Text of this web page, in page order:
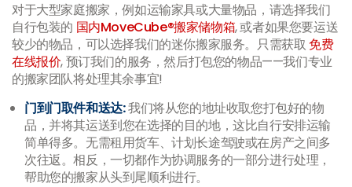
对于大型家庭搬家，例如运输家具或大量物品，请选择我们
自行包装的 国内MoveCube®搬家储物箱, 或者如果您要运送
较少的物品，可以选择我们的迷你搬家服务。只需获取 免费
在线报价, 预订我们的服务，然后打包您的物品——我们专业
的搬家团队将处理其余事宜!
门到门取件和送达:我们将从您的地址收取您打包好的物
品，并将其运送到您在选择的目的地，这比自行安排运输
简单得多。无需租用货车、计划长途驾驶或在房产之间多
次往返。相反，一切都作为协调服务的一部分进行处理，
帮助您的搬家从头到尾顺利进行。